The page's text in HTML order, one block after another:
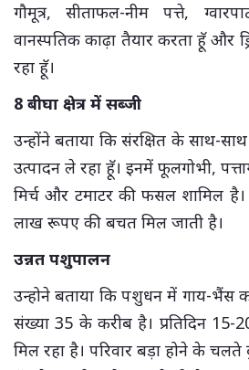
गौमूत्र, सीताफल-नीम पत्ते,
वानस्पतिक काढ़ा तैयार करता हॅू और
रहा हॅू।
8 बीघा क्षेत्र में सब्जी
उन्होंने बताया कि संरक्षित के साथ-
उत्पादन ले रहा हॅू। इनमें फूलगोभी,
मिर्च और टमाटर की फसल शामिल
लाख रूपए की बचत मिल जाती है।
उन्नत पशुपालन
उन्होने बताया कि पशुधन में गाय-भैंस
संख्या 35 के करीब है। प्रतिदिन 15-
मिल रहा है। परिवार बड़ा होने के चलते